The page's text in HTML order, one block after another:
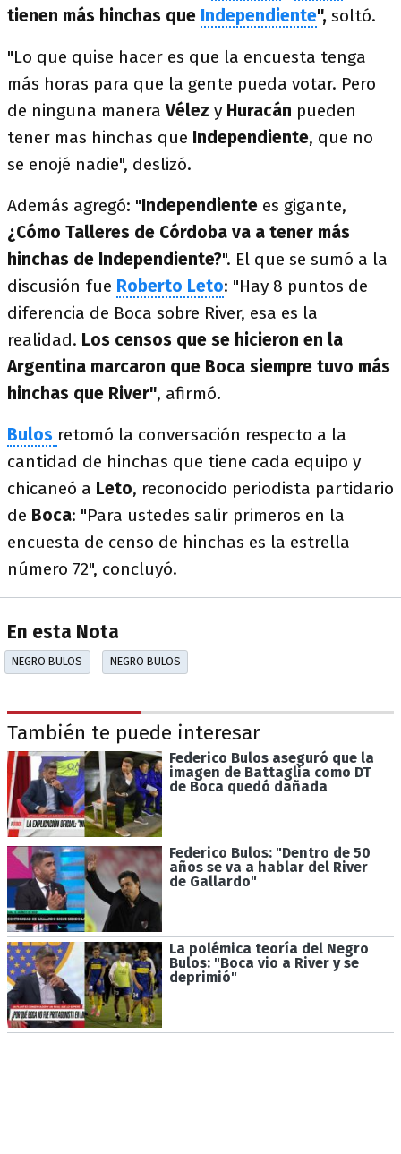
tienen más hinchas que Independiente", soltó.
"Lo que quise hacer es que la encuesta tenga
más horas para que la gente pueda votar. Pero
de ninguna maneraVélez y Huracán pueden
tener mas hinchas que Independiente, que no
se enojé nadie", deslizó.
Además agregó: "Independiente es gigante,
¿Cómo Talleres de Córdoba va a tener más
hinchas de Independiente?". El que se sumó a la
discusión fue Roberto Leto: "Hay 8 puntos de
diferencia de Boca sobre River, esa es la
realidad. Los censos que se hicieron en la
Argentina marcaron que Boca siempre tuvo más
hinchas que River", afirmó.
Bulos retomó la conversación respecto a la
cantidad de hinchas que tiene cada equipo y
chicaneó a Leto, reconocido periodista partidario
de Boca: "Para ustedes salir primeros en la
encuesta de censo de hinchas es la estrella
número 72", concluyó.
En esta Nota
NEGRO BULOS NEGRO BULOS
También te puede interesar
Federico Bulos aseguró que la
imagen de Battaglia como DT
de Boca quedó dañada
Federico Bulos: "Dentro de 50
años se va a hablar del River
de Gallardo"
La polémica teoría del Negro
Bulos: "Boca vio a River y se
deprimió"